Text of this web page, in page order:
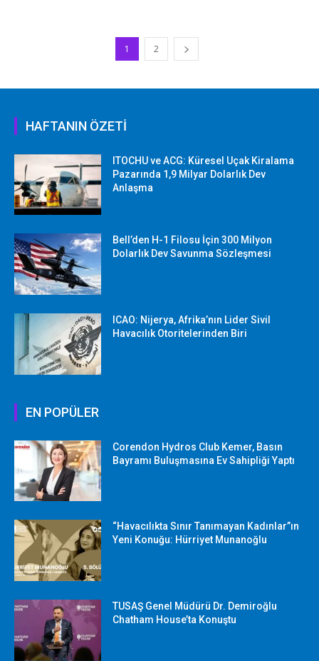
1 2
HAFTANIN ÖZETİ
ITOCHU ve ACG: Küresel Uçak Kiralama
Pazarında 1,9 Milyar Dolarlık Dev
Anlaşma
Bell’den H-1 Filosu İçin 300 Milyon
Dolarlık Dev Savunma Sözleşmesi
ICAO: Nijerya, Afrika’nın Lider Sivil
Havacılık Otoritelerinden Biri
EN POPÜLER
Corendon Hydros Club Kemer, Basın
Bayramı Buluşmasına Ev Sahipliği Yaptı
“Havacılıkta Sınır Tanımayan Kadınlar”ın
Yeni Konuğu: Hürriyet Munanoğlu
TUSAŞ Genel Müdürü Dr. Demiroğlu
Chatham House’ta Konuştu